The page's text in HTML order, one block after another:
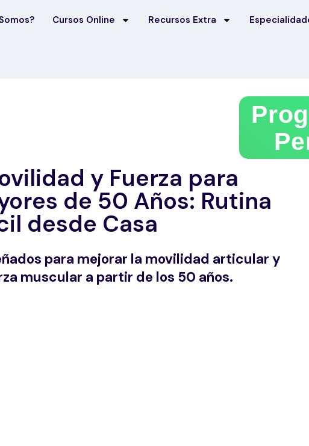
Cursos Online Recursos Extra
y Fuerza para
de 50 Años: Rutina
desde Casa
para mejorar la movilidad articular y
muscular a partir de los 50 años.